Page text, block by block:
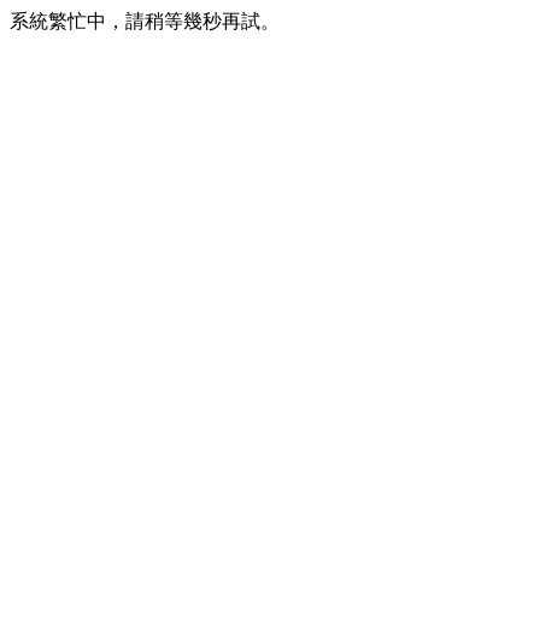
系統繁忙中，請稍等幾秒再試。